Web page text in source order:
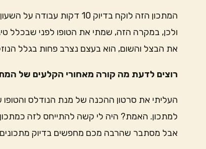
המתכון הזה לוקח בדיוק 10
ולכן, במקרה הזה, שמתי את הטופו לפני שבכלל
את הבצל והשום, הוא בעצם נצרב פחות בגלל
רוצים לדעת מה קורה מאחורי הקלעים של
העליתי את סרטון ההכנה של מנת הנודלס והטופו
למתכון. האמת? היה לי קשה להתייחס לזה
אבל מסתבר שהרבה מכם מחפשים בדיוק